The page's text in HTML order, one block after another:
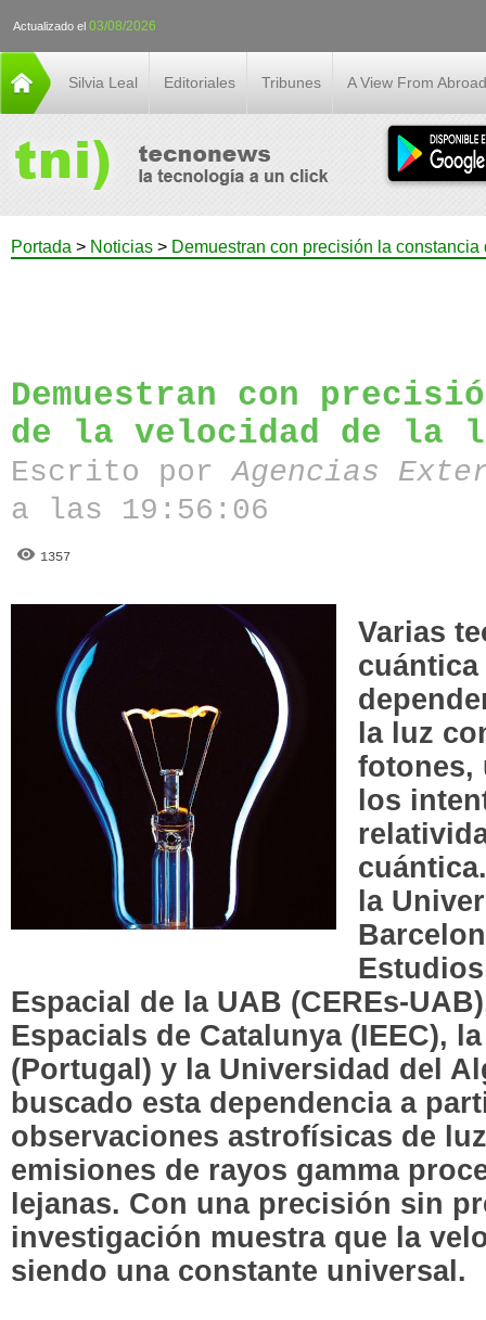
Actualizado el 03/08/2026
Silvia Leal Editoriales Tribunes A View From Abroad
Portada > Noticias > Demuestran con precisión la
Demuestran con
de la velocidad de la
Escrito porAgencias
a las 19:56:06
1357
Varias
la luz
fotones,
los
la
Espacial de la UAB (CEREs-
Espacials de Catalunya (IEEC),
(Portugal) y la Universidad del
buscado esta dependencia a
observaciones astrofísicas de
emisiones de rayos gamma
lejanas. Con una precisión sin
investigación muestra que la
siendo una constante universal.